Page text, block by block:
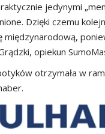
jedynymi
Dzięki czemu
opiekun
otrzymała w